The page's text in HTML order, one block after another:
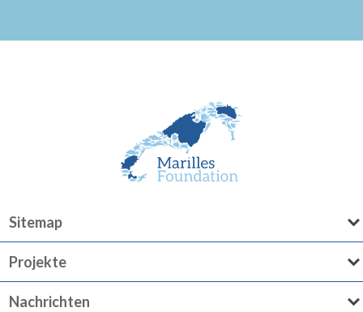
Sitemap
Projekte
Nachrichten